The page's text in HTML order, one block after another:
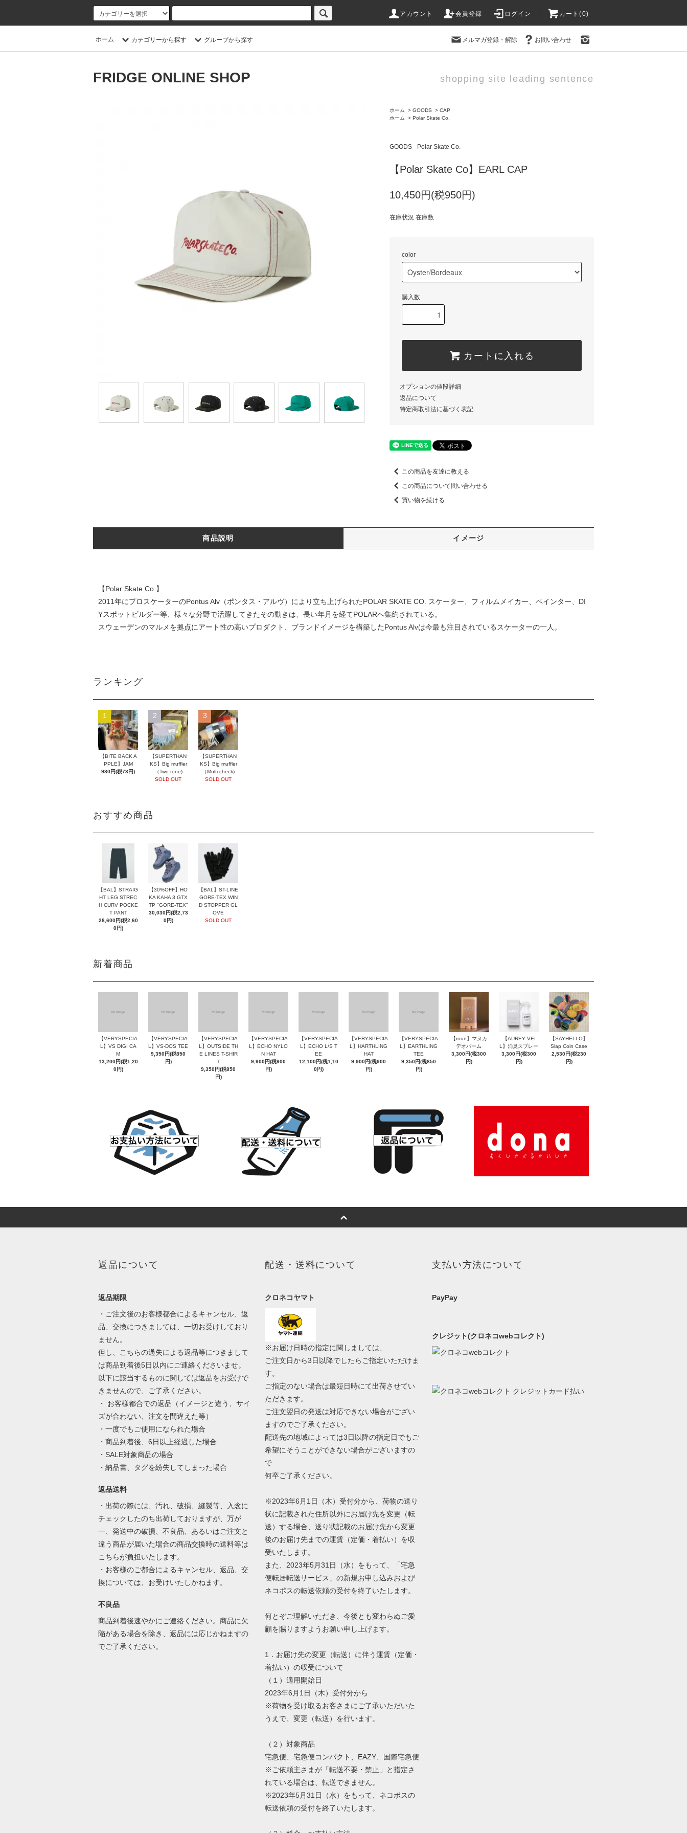
アカウント 会員登録 ログイン カート(0)
ホーム カテゴリーから探す グループから探す メルマガ登録・解除 お問い合わせ
FRIDGE ONLINE SHOP shopping site leading sentence
ホーム > GOODS > CAP
ホーム
> Polar Skate Co.
GOODS Polar Skate Co.
【Polar Skate Co】EARL CAP
10,450円(税950円)
在庫状況 在庫数
color
購入数
カートに入れる
オプションの値段詳細
返品について
特定商取引法に基づく表記
この商品を友達に教える
この商品について問い合わせる
買い物を続ける
商品説明 イメージ
【Polar Skate Co.】
2011年にプロスケーターのPontus Alv（ポンタス・アルヴ）により立ち上げられたPOLAR SKATE CO. スケーター、フィルムメイカー、ペインター、DI
Yスポットビルダー等、様々な分野で活躍してきたその動きは、長い年月を経てPOLARへ集約されている。
スウェーデンのマルメを拠点にアート性の高いプロダクト、ブランドイメージを構築したPontus Alvは今最も注目されているスケーターの一人。
ランキング
1
【BITE BACK A
PPLE】JAM
980円(税73円)
2
【SUPERTHAN
KS】Big muffler
（Two tone)
SOLD OUT
3
【SUPERTHAN
KS】Big muffler
（Multi check)
SOLD OUT
おすすめ商品
【BAL】STRAIG
HT LEG STREC
H CURV POCKE
T PANT
28,600円(税2,60
0円)
【30%OFF】HO
KA KAHA 3 GTX
TP "GORE-TEX"
30,030円(税2,73
0円)
【BAL】ST-LINE
GORE-TEX WIN
D STOPPER GL
OVE
SOLD OUT
新着商品
【VERYSPECIA
L】VS DIGI CA
M
13,200円(税1,20
0円)
【VERYSPECIA
L】VS-DOS TEE
9,350円(税850
円)
【VERYSPECIA
L】OUTSIDE TH
E LINES T-SHIR
T
9,350円(税850
円)
【VERYSPECIA
L】ECHO NYLO
N HAT
9,900円(税900
円)
【VERYSPECIA
L】ECHO L/S T
EE
12,100円(税1,10
0円)
【VERYSPECIA
L】HARTHLING
HAT
9,900円(税900
円)
【VERYSPECIA
L】EARTHLING
TEE
9,350円(税850
円)
【roun】マヌカ
デオバーム
3,300円(税300
円)
【AUREY VEI
L】消臭スプレー
3,300円(税300
円)
【SAYHELLO】
Slap Coin Case
2,530円(税230
円)
返品について
返品期限
・ご注文後のお客様都合によるキャンセル、返
品、交換につきましては、一切お受けしており
ません。
但し、こちらの過失による返品等につきまして
は商品到着後5日以内にご連絡くださいませ。
以下に該当するものに関しては返品をお受けで
きませんので、ご了承ください。
・ お客様都合での返品（イメージと違う、サイ
ズが合わない、注文を間違えた等）
・一度でもご使用になられた場合
・商品到着後、6日以上経過した場合
・SALE対象商品の場合
・納品書、タグを紛失してしまった場合
返品送料
・出荷の際には、汚れ、破損、縫製等、入念に
チェックしたのち出荷しておりますが、万が
一、発送中の破損、不良品、あるいはご注文と
違う商品が届いた場合の商品交換時の送料等は
こちらが負担いたします。
・お客様のご都合によるキャンセル、返品、交
換については、お受けいたしかねます。
不良品
商品到着後速やかにご連絡ください。商品に欠
陥がある場合を除き、返品には応じかねますの
でご了承ください。
配送・送料について
クロネコヤマト
※お届け日時の指定に関しましては、
ご注文日から3日以降でしたらご指定いただけま
す。
ご指定のない場合は最短日時にて出荷させてい
ただきます。
ご注文翌日の発送は対応できない場合がござい
ますのでご了承ください。
配送先の地域によっては3日以降の指定日でもご
希望にそうことができない場合がございますの
で
何卒ご了承ください。
※2023年6月1日（木）受付分から、荷物の送り
状に記載された住所以外にお届け先を変更（転
送）する場合、送り状記載のお届け先から変更
後のお届け先までの運賃（定価・着払い）を収
受いたします。
また、2023年5月31日（水）をもって、「宅急
便転居転送サービス」の新規お申し込みおよび
ネコポスの転送依頼の受付を終了いたします。
何とぞご理解いただき、今後とも変わらぬご愛
顧を賜りますようお願い申し上げます。
1．お届け先の変更（転送）に伴う運賃（定価・
着払い）の収受について
（１）適用開始日
2023年6月1日（木）受付分から
※荷物を受け取るお客さまにご了承いただいた
うえで、変更（転送）を行います。
（２）対象商品
宅急便、宅急便コンパクト、EAZY、国際宅急便
※ご依頼主さまが「転送不要・禁止」と指定さ
れている場合は、転送できません。
※2023年5月31日（水）をもって、ネコポスの
転送依頼の受付を終了いたします。
支払い方法について
PayPay
クレジット(クロネコwebコレクト)